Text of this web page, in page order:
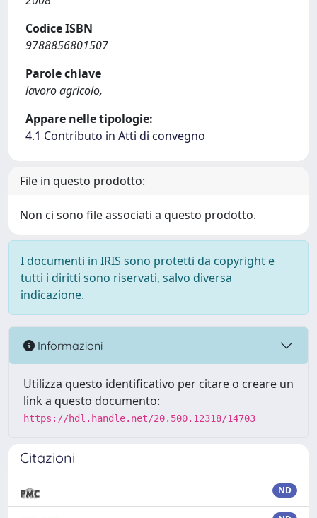
Codice ISBN
9788856801507
Parole chiave
lavoro agricolo,
Appare nelle tipologie:
4.1 Contributo in Atti di convegno
File in questo prodotto:
Non ci sono file associati a questo prodotto.
I documenti in IRIS sono protetti da copyright e
tutti i diritti sono riservati, salvo diversa
indicazione.
Informazioni
Utilizza questo identificativo per citare o creare un
link a questo documento:
https://hdl.handle.net/20.500.12318/14703
Citazioni
ND